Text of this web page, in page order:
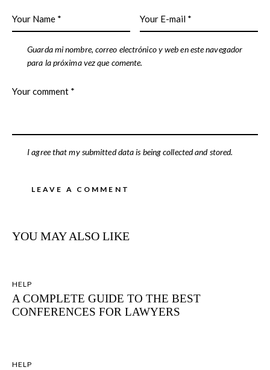
Guarda mi nombre, correo electrónico y web en este navegador
para la próxima vez que comente.
I agree that my submitted data is being collected and stored.
YOU MAY ALSO LIKE
HELP
A COMPLETE GUIDE TO THE BEST
CONFERENCES FOR LAWYERS
HELP